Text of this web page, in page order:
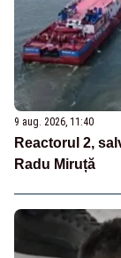
9 aug. 2026, 11:40
Reactorul 2,
Radu Miruță